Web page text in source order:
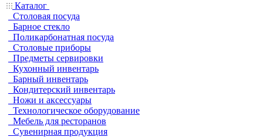
Каталог
Столовая посуда
Барное стекло
Поликарбонатная посуда
Столовые приборы
Предметы сервировки
Кухонный инвентарь
Барный инвентарь
Кондитерский инвентарь
Ножи и аксессуары
Технологическое оборудование
Мебель для ресторанов
Сувенирная продукция